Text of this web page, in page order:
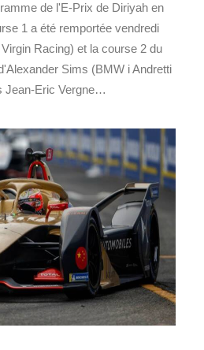
de l'E-Prix de Diriyah en
1 a été remportée vendredi
Racing) et la course 2 du
Sims (BMW i Andretti
Jean-Eric Vergne…